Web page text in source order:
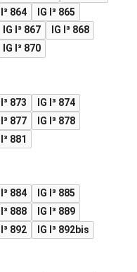
I³ 864
IG I³ 865
IG I³ 867
IG I³ 868
IG I³ 870
I³ 873
IG I³ 874
I³ 877
IG I³ 878
881
I³ 884
IG I³ 885
I³ 888
IG I³ 889
I³ 892 IG I³ 892bis